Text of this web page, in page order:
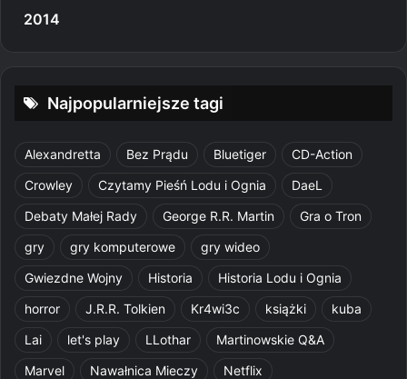
2014
Najpopularniejsze tagi
Alexandretta Bez Prądu Bluetiger
CD-Action
Crowley
Czytamy Pieśń Lodu i Ognia
DaeL
Debaty Małej Rady
George R.R. Martin
Gra o Tron
gry
gry komputerowe
gry wideo
Gwiezdne Wojny
Historia
Historia Lodu i Ognia
horror
J.R.R. Tolkien Kr4wi3c książki
kuba
Lai
let's play LLothar
Martinowskie Q&A
Marvel
Nawałnica Mieczy Netflix